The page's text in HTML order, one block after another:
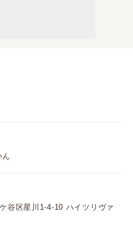
ん
谷区星川1-4-10 ハイツリヴァ